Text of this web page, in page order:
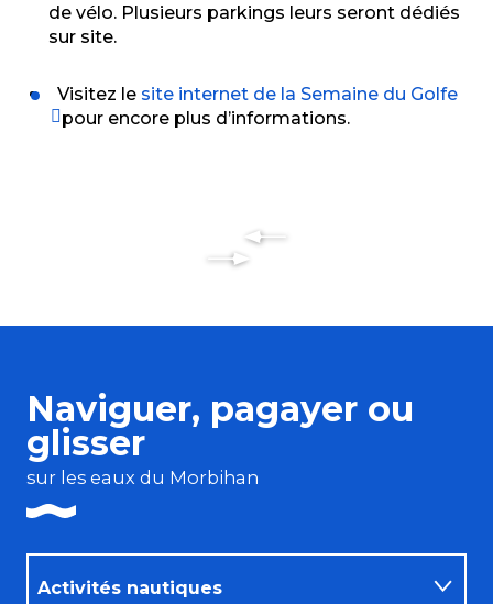
de vélo. Plusieurs parkings leurs seront dédiés
sur site.
Visitez le site internet de la Semaine du Golfe
pour encore plus d’informations.
Naviguer, pagayer ou
glisser
sur les eaux du Morbihan
Activités nautiques